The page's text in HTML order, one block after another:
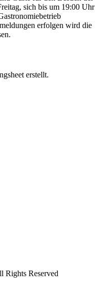
sich bis um 19:00 Uhr
erfolgen wird die
erstellt.
Rights Reserved